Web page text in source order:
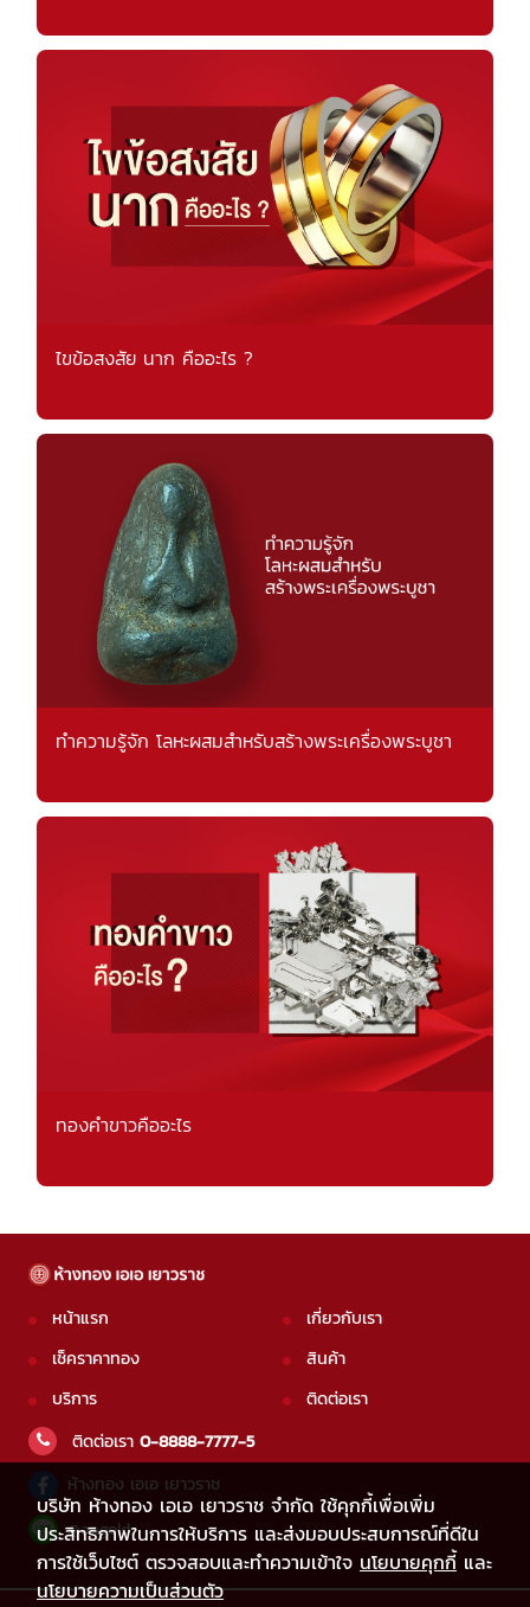
ไขข้อสงสัย นาก คืออะไร ?
ทำความรู้จัก โลหะผสมสำหรับสร้างพระเครื่องพระบูชา
ทองคำขาวคืออะไร
บริษัท ห้างทอง เอเอ เยาวราช จำกัด ใช้คุกกี้เพื่อเพิ่ม
ประสิทธิภาพในการให้บริการ และส่งมอบประสบการณ์ที่ดีใน
การใช้เว็บไซต์ ตรวจสอบและทำความเข้าใจ นโยบายคุกกี้และ
นโยบายความเป็นส่วนตัว
หน้าแรก
เช็คราคาทอง
บริการ
เกี่ยวกับเรา
สินค้า
ติดต่อเรา
ติดต่อเรา 0-8888-7777-5
ห้างทอง เอเอ เยาวราช
@aagold